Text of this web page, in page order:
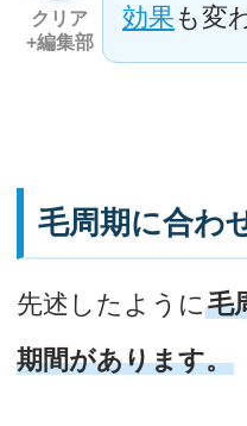
クリア
+編集部
効果 も変
毛周期に合わ
先述したように 毛
期間があります。